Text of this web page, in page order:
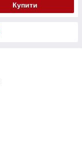
Купити